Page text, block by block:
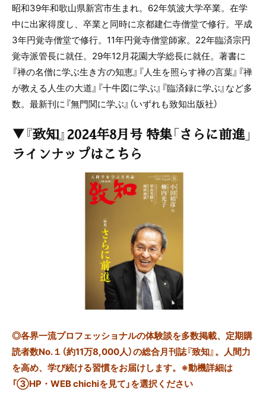
昭和39年和歌山県新宮市生まれ。62年筑波大学卒業。在学
中に出家得度し、卒業と同時に京都建仁寺僧堂で修行。平成
3年円覚寺僧堂で修行。11年円覚寺僧堂師家。22年臨済宗円
覚寺派管長に就任。29年12月花園大学総長に就任。著書に
『禅の名僧に学ぶ生き方の知恵』『人生を照らす禅の言葉』『禅
が教える人生の大道』『十牛図に学ぶ』『臨済録に学ぶ』など多
数。最新刊に『無門関に学ぶ』（いずれも致知出版社）
▼『致知』2024年8月号 特集「さらに前進」
ラインナップはこちら
◎各界一流プロフェッショナルの体験談を多数掲載、定期購
読者数No.１（約11万8,000人）の総合月刊誌『致知』。人間力
を高め、学び続ける習慣をお届けします。※動機詳細は
「③HP・WEB chichiを見て」を選択ください